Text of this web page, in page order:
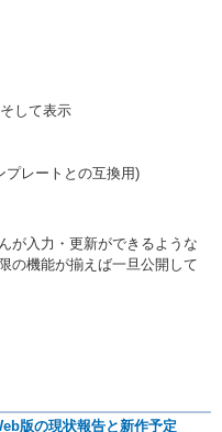
して表示
レートとの互換用)
が入力・更新ができるような
の機能が揃えば一旦公開して
版の現状報告と新作予定